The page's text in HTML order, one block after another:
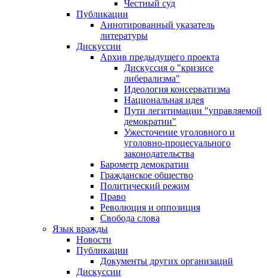
Честный суд
Публикации
Аннотированный указатель
литературы
Дискуссии
Архив предыдущего проекта
Дискуссия о "кризисе
либерализма"
Идеология консерватизма
Национальная идея
Пути легитимации "управляемой
демократии"
Ужесточение уголовного и
уголовно-процесуального
законодательства
Барометр демократии
Гражданское общество
Политический режим
Право
Революция и оппозиция
Свобода слова
Язык вражды
Новости
Публикации
Документы других организаций
Дискуссии